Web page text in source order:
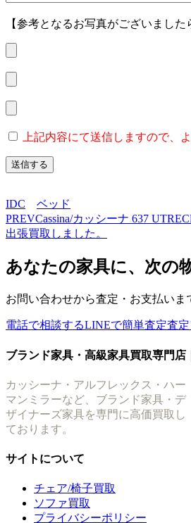
【参考となるお写真がございました
上記内容にて送信しますので、
IDC
ベッド
PREVCassina/カッシーナ 637
出張買取しました。
あなたの家具に、次の
お問い合わせから査定・お支払いま
電話で相談するLINEで簡単査定査
ブランド家具・高級家具買取専門店
カッシーナ・アルフレックス・ハー
マンミラーなど、ブランド家具・デ
ザイナーズ家具を専門に高価買取し
ております。
サイトについて
チェア/椅子買取
ソファ買取
プライバシーポリシー